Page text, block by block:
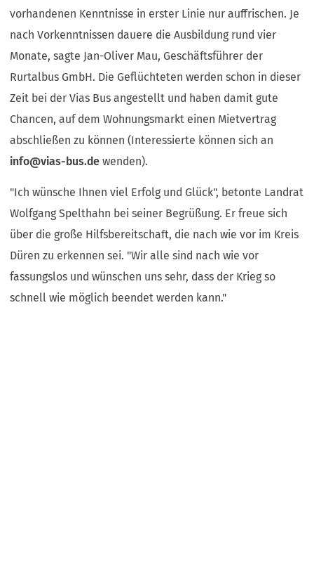
vorhandenen Kenntnisse in erster Linie nur auffrischen. Je
nach Vorkenntnissen dauere die Ausbildung rund vier
Monate, sagte Jan-Oliver Mau, Geschäftsführer der
Rurtalbus GmbH. Die Geflüchteten werden schon in dieser
Zeit bei der Vias Bus angestellt und haben damit gute
Chancen, auf dem Wohnungsmarkt einen Mietvertrag
abschließen zu können (Interessierte können sich an
info
vias-bus de wenden).
"Ich wünsche Ihnen viel Erfolg und Glück", betonte Landrat
Wolfgang Spelthahn bei seiner Begrüßung. Er freue sich
über die große Hilfsbereitschaft, die nach wie vor im Kreis
Düren zu erkennen sei. "Wir alle sind nach wie vor
fassungslos und wünschen uns sehr, dass der Krieg so
schnell wie möglich beendet werden kann."